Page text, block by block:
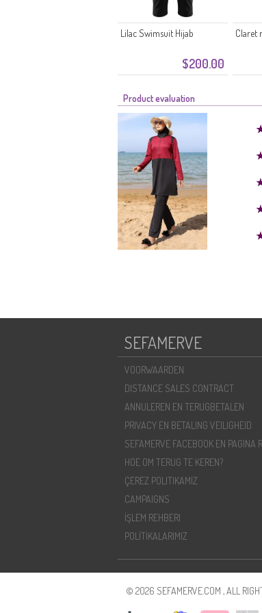
$200.00
Lilac Swimsuit Hijab Claret
Product evaluation
SEFAMERVE
VOORWAARDEN
DISTANCE SALES CONTRACT
ANNULEREN EN TERUGBETALEN
PRIVACY EN BETALING VEILIGHEID
SEFAMERVE FACEBOOK EN PAGINA
HOE OM TERUG TE KEREN?
ÇEREZ POLITIKAMIZ
CAMPAIGNS
İŞLEM REHBERI
POLİTİKALARIMIZ
© 2026 SEFAMERVE.COM , ALL